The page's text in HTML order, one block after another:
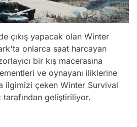
çıkış yapacak olan Winter
onlarca saat harcayan
bir kış macerasına
ve oynayanı iliklerine
ilgimizi çeken Winter Survival
tarafından geliştiriliyor.